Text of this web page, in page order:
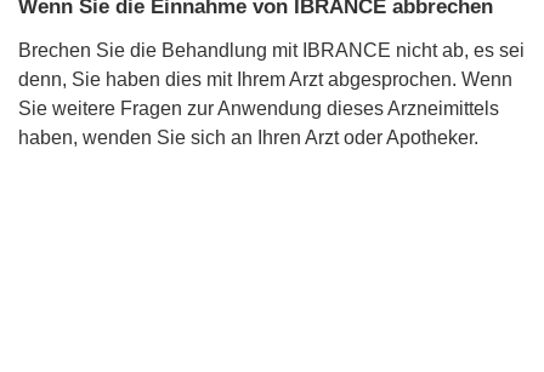
Wenn Sie die Einnahme von IBRANCE abbrechen
Brechen Sie die Behandlung mit IBRANCE nicht ab, es sei
denn, Sie haben dies mit Ihrem Arzt abgesprochen. Wenn
Sie weitere Fragen zur Anwendung dieses Arzneimittels
haben, wenden Sie sich an Ihren Arzt oder Apotheker.